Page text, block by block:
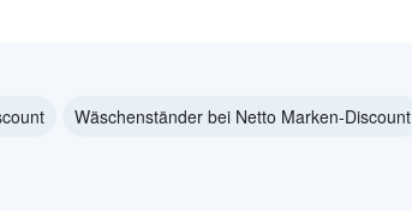
Wäschenständer bei Netto Marken-Discount